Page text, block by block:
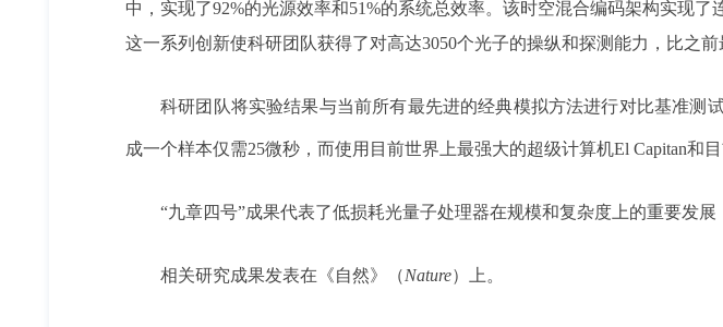
中，实现了92%的光源效率和51%的系统总效率。该时空混合编码架构实现
这一系列创新使科研团队获得了对高达3050个光子的操纵和探测能力，比之前
科研团队将实验结果与当前所有最先进的经典模拟方法进行对比基准测
成一个样本仅需25微秒 ，而使用目前世界上最强大的超级计算机El Capitan和
“九章四号”成果代表了低损耗光量子处理器在规模和复杂度上的重要发
相关研究成果发表在《自然》（Nature）上。